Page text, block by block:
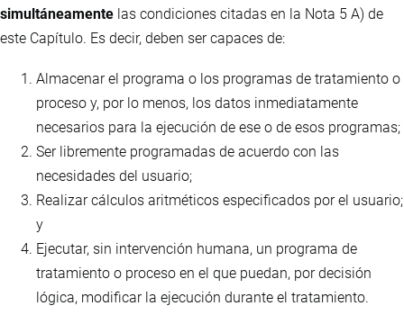
simultáneamente las condiciones citadas en la Nota 5 A) de
este Capítulo. Es decir, deben ser capaces de:
Almacenar el programa o los programas de tratamiento o
proceso y, por lo menos, los datos inmediatamente
necesarios para la ejecución de ese o de esos programas;
Ser libremente programadas de acuerdo con las
necesidades del usuario;
Realizar cálculos aritméticos especificados por el usuario;
y
Ejecutar, sin intervención humana, un programa de
tratamiento o proceso en el que puedan, por decisión
lógica, modificar la ejecución durante el tratamiento.